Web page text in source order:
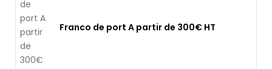
Franco de port A partir de 300€ HT